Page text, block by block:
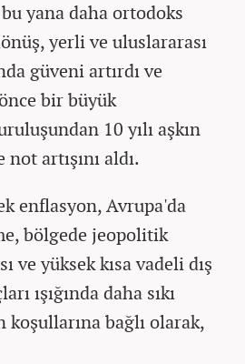
yana daha ortodoks
yerli ve uluslararası
güveni artırdı ve
bir büyük
10 yılı aşkın
artışını aldı.
enflasyon, Avrupa'da
bölgede jeopolitik
ve yüksek kısa vadeli dış
ışığında daha sıkı
bağlı olarak,